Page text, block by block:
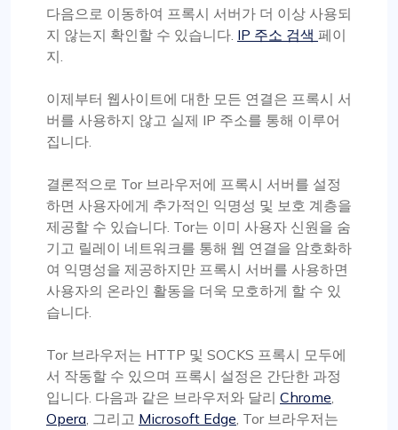
다음으로 이동하여 프록시 서버가 더 이상 사용되
지 않는지 확인할 수 있습니다. IP 주소 검색 페이
지.
이제부터 웹사이트에 대한 모든 연결은 프록시 서
버를 사용하지 않고 실제 IP 주소를 통해 이루어
집니다.
결론적으로 Tor 브라우저에 프록시 서버를 설정
하면 사용자에게 추가적인 익명성 및 보호 계층을
제공할 수 있습니다. Tor는 이미 사용자 신원을 숨
기고 릴레이 네트워크를 통해 웹 연결을 암호화하
여 익명성을 제공하지만 프록시 서버를 사용하면
사용자의 온라인 활동을 더욱 모호하게 할 수 있
습니다.
Tor 브라우저는 HTTP 및 SOCKS 프록시 모두에
서 작동할 수 있으며 프록시 설정은 간단한 과정
입니다. 다음과 같은 브라우저와 달리 Chrome,
Opera, 그리고 Microsoft Edge, Tor 브라우저는